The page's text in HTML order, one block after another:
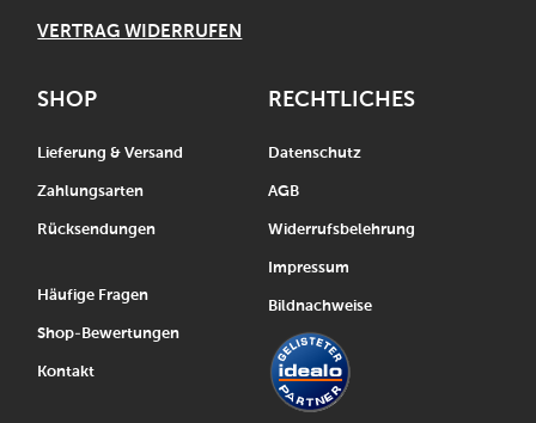
VERTRAG WIDERRUFEN
SHOP
Lieferung & Versand
Zahlungsarten
Rücksendungen
Häufige Fragen
Shop-Bewertungen
Kontakt
RECHTLICHES
Datenschutz
AGB
Widerrufsbelehrung
Impressum
Bildnachweise